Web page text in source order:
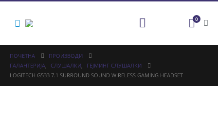
0
ПОЧЕТНА
ПРОИЗВОДИ
ГАЛАНТЕРИЈА, СЛУШАЛКИ,
ГЕЈМИНГ СЛУШАЛКИ
LOGITECH G533 7.1 SURROUND SOUND WIRELESS GAMING HEADSET